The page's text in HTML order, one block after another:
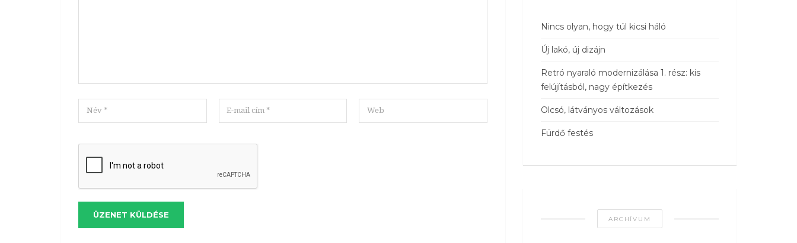
ÜZENET KÜLDÉSE
Nincs olyan, hogy túl kicsi háló
Új lakó, új dizájn
Retró nyaraló modernizálása 1. rész: kis
felújításból, nagy építkezés
Olcsó, látványos változások
Fürdő festés
ARCHÍVUM